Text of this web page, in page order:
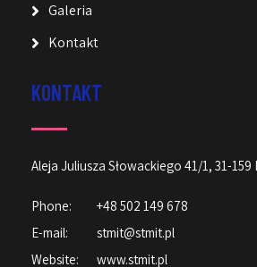
Galeria
Kontakt
KONTAKT
Aleja Juliusza Słowackiego 41/1, 31-
Phone:
+48 502 149 678
E-mail:
stmit@stmit.pl
Website:
www.stmit.pl